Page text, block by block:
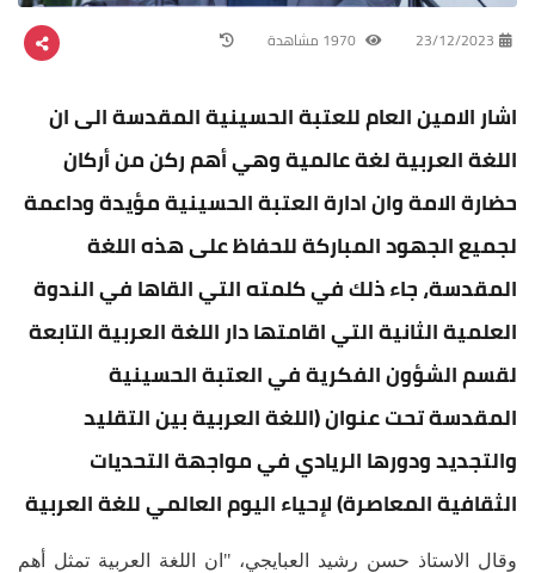
23/12/2023
اشار الامين العام للعتبة الحسينية المقدسة الى ان
اللغة العربية لغة عالمية وهي أهم ركن من أركان
حضارة الامة وان ادارة العتبة الحسينية مؤيدة وداعمة
لجميع الجهود المباركة للحفاظ على هذه اللغة
المقدسة، جاء ذلك في كلمته التي القاها في الندوة
العلمية الثانية التي اقامتها دار اللغة العربية التابعة
لقسم الشؤون الفكرية في العتبة الحسينية
المقدسة تحت عنوان (اللغة العربية بين التقليد
والتجديد ودورها الريادي في مواجهة التحديات
الثقافية المعاصرة) لإحياء اليوم العالمي للغة العربية
وقال الاستاذ حسن رشيد العبايجي، "ان اللغة العربية تمثل أهم